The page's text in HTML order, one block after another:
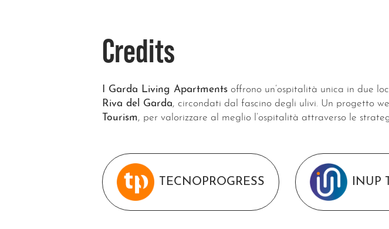
Credits
I Garda Living Apartments offrono un’ospitalità unica in due
Riva del Garda, circondati dal fascino degli ulivi. Un progetto
Tourism, per valorizzare al meglio l’ospitalità attraverso le
TECNOPROGRESS INUP